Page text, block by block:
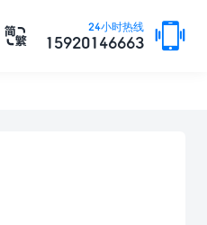
24小时热线
15920146663 
